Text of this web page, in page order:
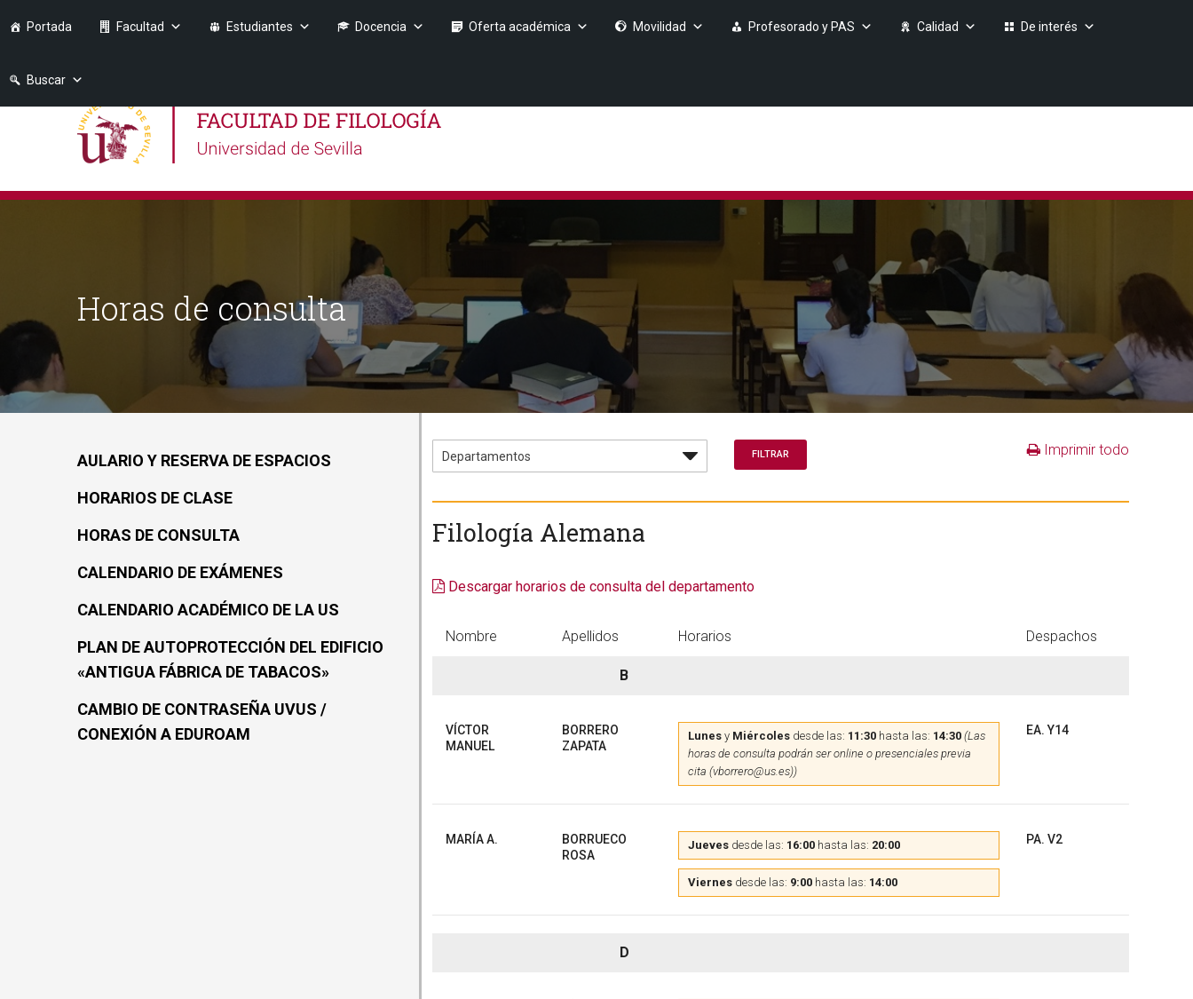
Portada Facultad Estudiantes Docencia Oferta académica Movilidad Profesorado y PAS Calidad De interés
Buscar
Horas de consulta
AULARIO Y RESERVA DE ESPACIOS
HORARIOS DE CLASE
HORAS DE CONSULTA
CALENDARIO DE EXÁMENES
CALENDARIO ACADÉMICO DE LA US
PLAN DE AUTOPROTECCIÓN DEL EDIFICIO
«ANTIGUA FÁBRICA DE TABACOS»
CAMBIO DE CONTRASEÑA UVUS /
CONEXIÓN A EDUROAM
Imprimir todo
Filología Alemana
Descargar horarios de consulta del departamento
Nombre Apellidos Horarios Despachos
B
VÍCTOR
MANUEL
BORRERO
ZAPATA
Lunesy Miércolesdesde las: 11:30hasta las: 14:30 (Las
horas de consulta podrán ser online o presenciales previa
cita (vborrero@us.es))
EA. Y14
MARÍA A.
BORRUECO
ROSA
Juevesdesde las: 16:00hasta las: 20:00
Viernesdesde las: 9:00hasta las: 14:00
PA. V2
D